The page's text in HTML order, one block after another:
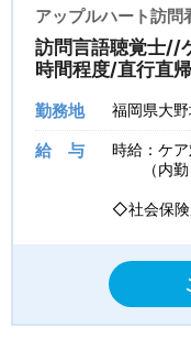
アップルハート訪問
訪問言語聴覚士//
時間程度/直行直
勤務地 福岡県大
給 与
時給：ケ
（内勤
◇社会保